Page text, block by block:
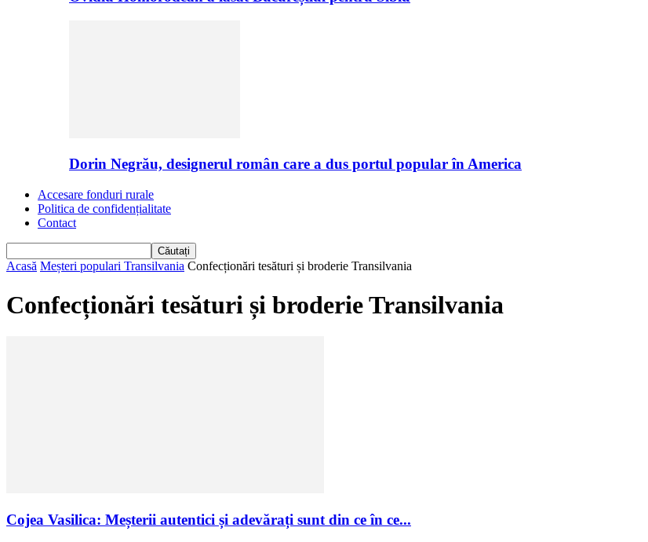
Dorin Negrău, designerul român care a dus portul popular în America
Accesare fonduri rurale
Politica de confidențialitate
Contact
Acasă Meșteri populari Transilvania Confecționări tesături și broderie Transilvania
Confecționări tesături și broderie Transilvania
Cojea Vasilica: Meșterii autentici și adevărați sunt din ce în ce...